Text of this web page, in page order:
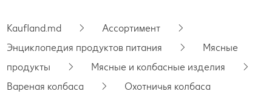
Обзор акций
Каталог
Kaufland Card XTRA
Kaufland.md
Ассортимент
Энциклопедия продуктов питания
Мясные
продукты
Мясные и колбасные изделия
Вареная колбаса
Охотничья колбаса